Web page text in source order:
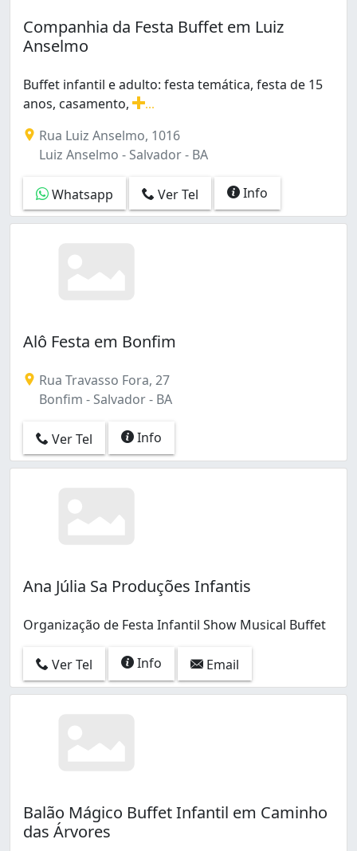
Companhia da Festa Buffet em Luiz
Anselmo
Buffet infantil e adulto: festa temática, festa de 15
anos, casamento,
Rua Luiz Anselmo, 1016
Luiz Anselmo - Salvador - BA
Whatsapp Ver Tel Info
Alô Festa em Bonfim
Rua Travasso Fora, 27
Bonfim - Salvador - BA
Ver Tel Info
Ana Júlia Sa Produções Infantis
Organização de Festa Infantil Show Musical Buffet
Ver Tel Info Email
Balão Mágico Buffet Infantil em Caminho
das Árvores